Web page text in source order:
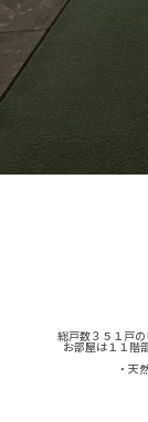
総戸数３５１戸
お部屋は１１階
・